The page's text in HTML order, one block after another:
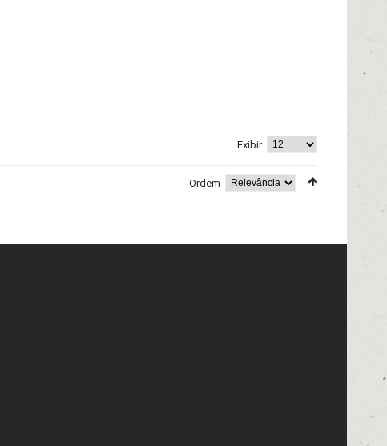
Exibir
Ordem